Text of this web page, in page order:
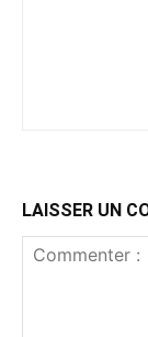
LAISSER UN